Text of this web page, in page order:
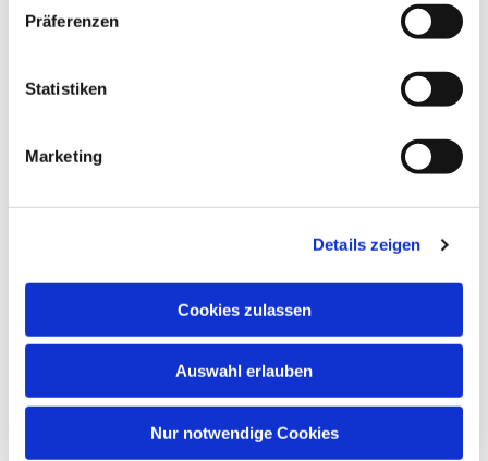
Präferenzen
Statistiken
Marketing
Details zeigen
Cookies zulassen
Auswahl erlauben
Nur notwendige Cookies
Dies könnte Sie auch
interessieren